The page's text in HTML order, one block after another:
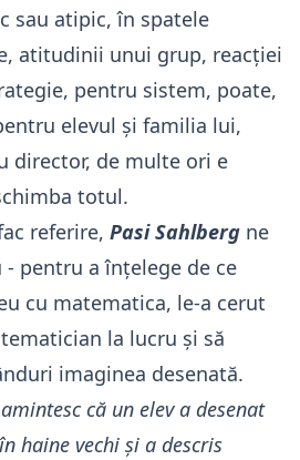
sau atipic, în spatele
atitudinii unui grup, reacției
pentru sistem, poate,
elevul și familia lui,
director, de multe ori e
totul.
referire, Pasi Sahlberg ne
pentru a înțelege de ce
cu matematica, le-a cerut
la lucru și să
imaginea desenată.
că un elev a desenat
haine vechi și a descris